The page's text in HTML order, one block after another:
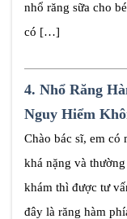
nhổ răng sữa cho
có […]
4. Nhổ Răng
Nguy Hiểm
Chào bác sĩ, em có
khá nặng và
khám thì được tư
đây là răng hàm